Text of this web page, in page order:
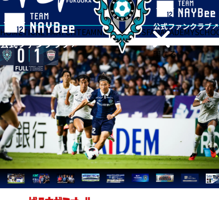
閉じる
HOMETICKETMATCHTEAMNEWSGOODSFANACADEMY